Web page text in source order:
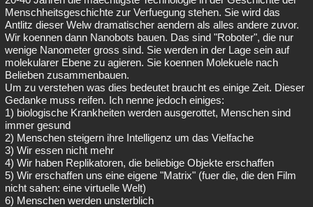
Menschheitsgeschichte zur Verfuegung stehen. Sie wird das
Antlitz dieser Welw dramatischer aendern als alles andere zuvor.
Wir koennen dann Nanobots bauen. Das sind "Roboter", die nur
wenige Nanometer gross sind. Sie werden in der Lage sein auf
molekularer Ebene zu agieren. Sie koennen Molekuele nach
Belieben zusammenbauen.
Um zu verstehen was dies bedeutet braucht es einige Zeit. Dieser
Gedanke muss reifen. Ich nenne jedoch einiges:
1) biologische Krankheiten werden ausgerottet, Menschen sind
immer gesund
2) Menschen steigern ihre Intelligenz um das Vielfache
3) Wir essen nicht mehr
4) Wir haben Replikatoren, die beliebige Objekte erschaffen
5) Wir erschaffen uns eine eigene "Matrix" (fuer die, die den Film
nicht sahen: eine virtuelle Welt)
6) Menschen werden unsterblich